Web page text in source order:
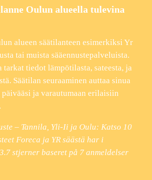
Oulun alueella tulevina
alueen säätilanteen esimerkiksi Yr
tai muista sääennustepalveluista.
tarkat tiedot lämpötilasta, sateesta, ja
Säätilan seuraaminen auttaa sinua
ja varautumaan erilaisiin
– Tannila, Yli-Ii ja Oulu: Katso 10
Foreca ja YR säästä har i
3.7 stjerner baseret på 7 anmeldelser